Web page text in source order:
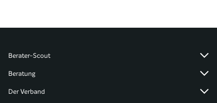
Berater-Scout
Beratung
Der Verband